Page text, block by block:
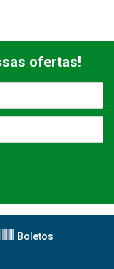
ofertas!
Boletos